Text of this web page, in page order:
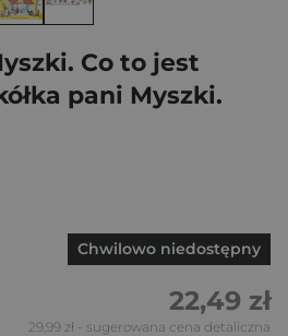
Co to jest
pani Myszki.
Chwilowo niedostępny
22,49 zł
29,99 zł - sugerowana cena detaliczna